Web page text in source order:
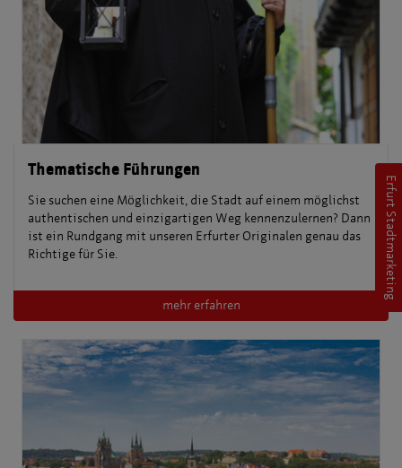
Thematische Führungen
Sie suchen eine Möglichkeit, die Stadt auf einem möglichst
authentischen und einzigartigen Weg kennenzulernen? Dann
ist ein Rundgang mit unseren Erfurter Originalen genau das
Richtige für Sie.
mehr erfahren
Erfurt Stadtmarketing